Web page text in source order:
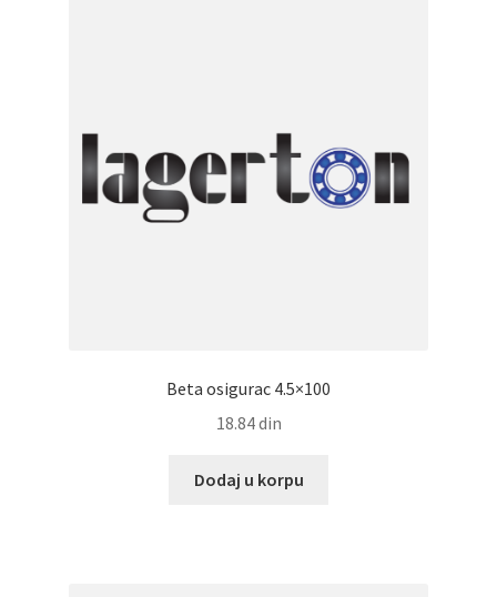
Beta osigurac 4.5×100
18.84din
Dodaj u korpu